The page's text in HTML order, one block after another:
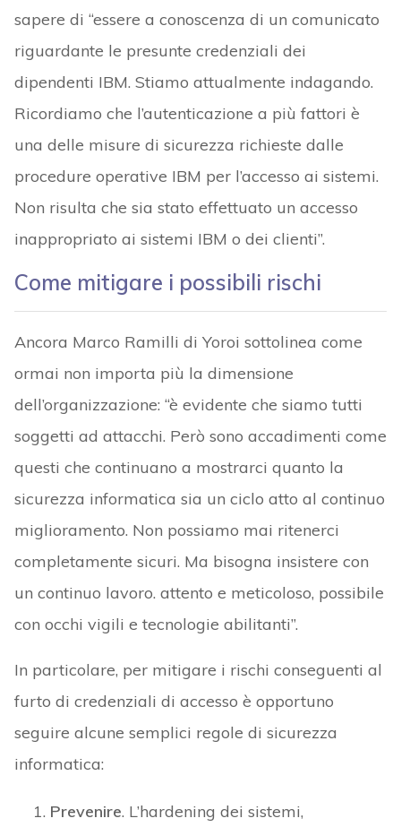
sapere di “essere a conoscenza di un comunicato
riguardante le presunte credenziali dei
dipendenti IBM. Stiamo attualmente indagando.
Ricordiamo che l’autenticazione a più fattori è
una delle misure di sicurezza richieste dalle
procedure operative IBM per l’accesso ai sistemi.
Non risulta che sia stato effettuato un accesso
inappropriato ai sistemi IBM o dei clienti”.
Come mitigare i possibili rischi
Ancora Marco Ramilli di Yoroi sottolinea come
ormai non importa più la dimensione
dell’organizzazione: “è evidente che siamo tutti
soggetti ad attacchi. Però sono accadimenti come
questi che continuano a mostrarci quanto la
sicurezza informatica sia un ciclo atto al continuo
miglioramento. Non possiamo mai ritenerci
completamente sicuri. Ma bisogna insistere con
un continuo lavoro. attento e meticoloso, possibile
con occhi vigili e tecnologie abilitanti”.
In particolare, per mitigare i rischi conseguenti al
furto di credenziali di accesso è opportuno
seguire alcune semplici regole di sicurezza
informatica:
Prevenire. L’hardening dei sistemi,